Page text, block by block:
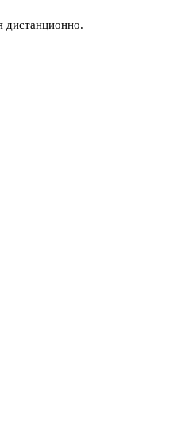
дистанционно.